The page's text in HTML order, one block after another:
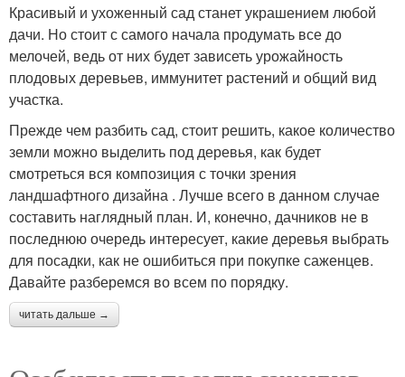
Красивый и ухоженный сад станет украшением любой
дачи. Но стоит с самого начала продумать все до
мелочей, ведь от них будет зависеть урожайность
плодовых деревьев, иммунитет растений и общий вид
участка.
Прежде чем разбить сад, стоит решить, какое количество
земли можно выделить под деревья, как будет
смотреться вся композиция с точки зрения
ландшафтного дизайна . Лучше всего в данном случае
составить наглядный план. И, конечно, дачников не в
последнюю очередь интересует, какие деревья выбрать
для посадки, как не ошибиться при покупке саженцев.
Давайте разберемся во всем по порядку.
читать дальше →